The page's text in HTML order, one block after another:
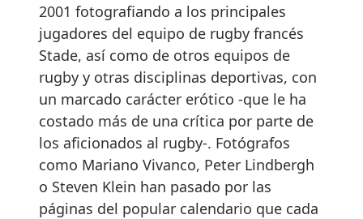
2001 fotografiando a los principales
jugadores del equipo de rugby francés
Stade, así como de otros equipos de
rugby y otras disciplinas deportivas, con
un marcado carácter erótico -que le ha
costado más de una crítica por parte de
los aficionados al rugby-. Fotógrafos
como Mariano Vivanco, Peter Lindbergh
o Steven Klein han pasado por las
páginas del popular calendario que cada